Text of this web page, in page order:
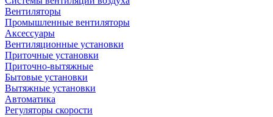
Вентиляторы
Промышленные вентиляторы
Аксессуары
Вентиляционные установки
Приточные установки
Приточно-вытяжные
Бытовые установки
Вытяжные установки
Автоматика
Регуляторы скорости